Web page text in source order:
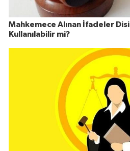
Mahkemece Alınan İfadeler
Kullanılabilir mi?